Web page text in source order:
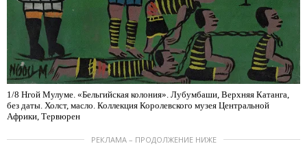
1/8 Нгой Мулуме. «Бельгийская колония». Лубумбаши, Верхняя Катанга,
без даты. Холст, масло. Коллекция Королевского музея Центральной
Африки, Тервюрен
РЕКЛАМА – ПРОДОЛЖЕНИЕ НИЖЕ